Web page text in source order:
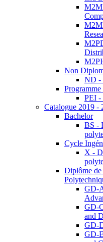
Non
ND -
Programme
PEI -
Catalogue 2019 -
Bachelor
BS -
Cycle
X -
Diplôme
GD-
GD-
and
GD-
GD-